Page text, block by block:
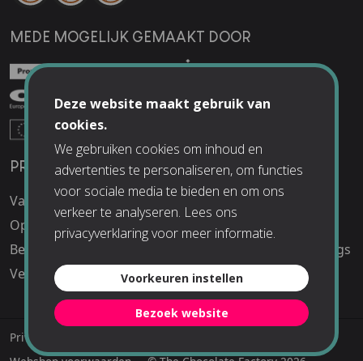
MEDE MOGELIJK GEMAAKT DOOR
PRAKTISCHE INFO
Vacatures
Openingstijden
Bereikbaarheid
Veelgestelde vragen
UITJES
Schoolreisjes
Kinderfeestjes
Bedrijfsuitjes en Meetings
Privacyverklaring
Deze website maakt gebruik van
cookies.
We gebruiken cookies om inhoud en
advertenties te personaliseren, om functies
voor sociale media te bieden en om ons
verkeer te analyseren. Lees ons
privacyverklaringvoor meer informatie.
Voorkeuren instellen
Bezoek website